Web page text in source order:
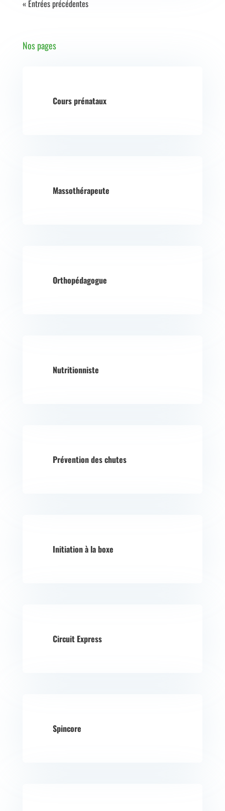
« Entrées précédentes
Nos pages
Cours prénataux
Massothérapeute
Orthopédagogue
Nutritionniste
Prévention des chutes
Initiation à la boxe
Circuit Express
Spincore